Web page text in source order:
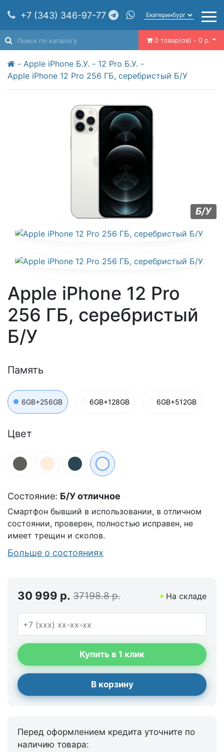
+7 (343) 346-97-77
0 товар(ов) - 0 р.
Apple iPhone Б.У.
12 Pro Б.У.
Apple iPhone 12 Pro 256 ГБ, серебристый Б/У
Б/У
Apple iPhone 12 Pro
256 ГБ, серебристый
Б/У
Память
6GB+256GB 6GB+128GB 6GB+512GB
Цвет
Состояние: Б/У отличное
Смартфон бывший в использовании, в отличном
состоянии, проверен, полностью исправен, не
имеет трещин и сколов.
Больше о состояниях
30 999 р. 37198.8 р. На складе
Купить в 1 клик
В корзину
Перед оформлением кредита уточните по
наличию товара: